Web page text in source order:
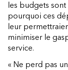
les budgets sont
pourquoi ces
leur
minimiser le
service.
« Ne perd pas